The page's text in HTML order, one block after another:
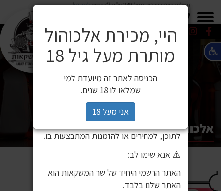
משלוח חינם בקניה מעל 249 ש"ח (*בכפוף לתקנון)
אלכוהול יפני
⚠️ הודעה חשובה ללקוחותינו
לאחרונה זיהינו כי גורם חיצוני העתיק את
בהם שימוש ללא אישור. מדובר באתר שאינו
שייך לחברת שר המשקאות, ואיננו אחראים
לתוכן, למחירים או להזמנות המתבצעות בו.
⚠️ אנא שימו לב:
האתר הרשמי היחיד של שר המשקאות הוא
האתר שלנו בלבד.
היי, מכירת אלכוהול
מותרת מעל גיל 18
הכניסה לאתר זה מיועדת למי
שמלאו לו 18 שנים.
אני מעל 18